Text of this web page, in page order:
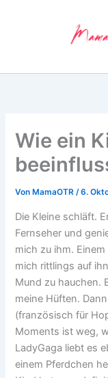
Wie ein
Von MamaOTR/6.
Die Kleine schläft.
Fernseher und
mich zu ihm.
mich rittlings auf
Mund zu hauchen.
meine Hüften.
(französisch für
Moments ist weg,
LadyGaga liebt es
einem Pferdchen